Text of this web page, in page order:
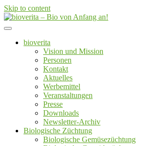
Skip to content
bioverita – Bio von Anfang an!
bioverita
Vision und Mission
Personen
Kontakt
Aktuelles
Werbemittel
Veranstaltungen
Presse
Downloads
Newsletter-Archiv
Biologische Züchtung
Biologische Gemüsezüchtung